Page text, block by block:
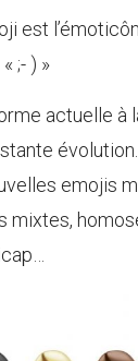
est
;- ) »
actuelle à
emojis
mixtes,